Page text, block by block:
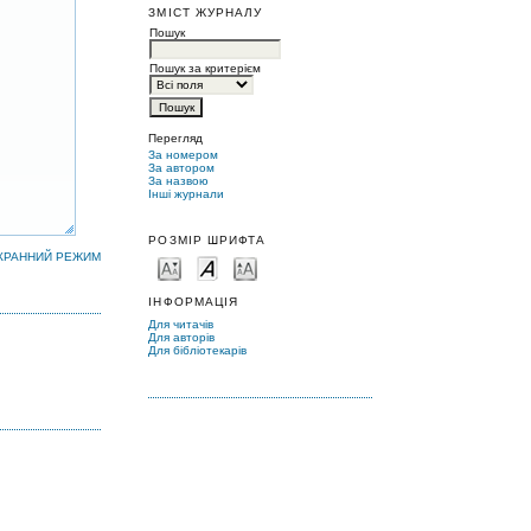
ЗМІСТ ЖУРНАЛУ
Пошук
Пошук за критерієм
Перегляд
За номером
За автором
За назвою
Інші журнали
РОЗМІР ШРИФТА
ІНФОРМАЦІЯ
Для читачів
Для авторів
Для бібліотекарів
РЕЖИМ